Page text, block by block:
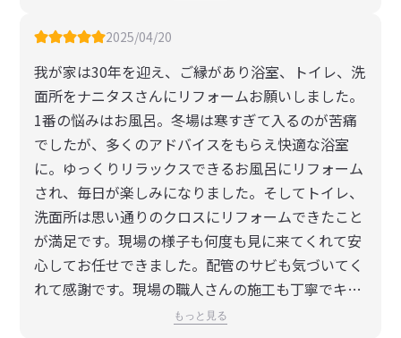
る感じのいい方たちで、何の不安もなく安心してお
願いすることができました。それどころかアンテナ
を動かした分の外壁のペンキ塗りまでしてくださる
など細部にまで心を配ってくださり、テラス屋根の
設置が美しいのはもちろん、設置後の掃除に至るま
ですべての対応が素晴らしく感激しました。今朝起
きて屋根の付いたベランダに出てみました。明るい
のにしっかりと日陰ができていて日差しが優しくな
り、南風も心地よく吹く中で気持ちの良いひと時を
過ごせました。そんなに頻繁には依頼できないかも
しれませんが、自宅のリフォームなど何か困ったこ
とがあれば、ぜひともまたご相談したいです。「困
ったことがあれば一度相談してみよう」と思える業
て下さり、夫婦で話しあい検討するのに大変役ちま
した。諏訪様のわかりやすく丁寧な説明と正確な見
積り書のおかげで不安なくシステムキッチンの入替
えを決め、玄関とあわせてお任せすることができま
した。工事期間中もトラブルなく、来て下さった職
人さんも感じの良い方で帰り際にはいつも工事の進
捗と明日の工程を説明され、工事期間中不満を感じ
ることはまったくありませんでした。完成後の満足
度も大変高いもので、ナニタスさんにはほんとに感
謝しております。お願いできてほんとに良かったで
す。ありがとうございました。
2025/04/20
我が家は30年を迎え、ご縁があり浴室、トイレ、洗
面所をナニタスさんにリフォームお願いしました。
1番の悩みはお風呂。冬場は寒すぎて入るのが苦痛
でしたが、多くのアドバイスをもらえ快適な浴室
に。ゆっくりリラックスできるお風呂にリフォーム
され、毎日が楽しみになりました。そしてトイレ、
洗面所は思い通りのクロスにリフォームできたこと
が満足です。現場の様子も何度も見に来てくれて安
心してお任せできました。配管のサビも気づいてく
れて感謝です。現場の職人さんの施工も丁寧でキレ
イでした。ナニタスさんにしてよかったです。
もっと見る